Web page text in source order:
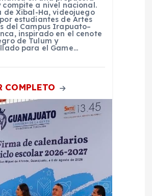
compite a nivel nacional.
de Xibal-Ha, videojuego
estudiantes de Artes
del Campus Irapuato–
inspirado en el cenote
de Tulum y
para el Game…
COMPLETO